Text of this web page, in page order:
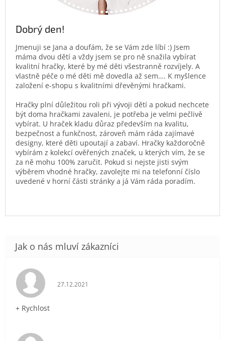
Dobrý den!
Jmenuji se Jana a doufám, že se Vám zde líbí :) Jsem
máma dvou dětí a vždy jsem se pro ně snažila vybírat
kvalitní hračky, které by mé děti všestranně rozvíjely. A
vlastně péče o mé děti mě dovedla až sem…. K myšlence
založení e-shopu s kvalitními dřevěnými hračkami.
Hračky plní důležitou roli při vývoji dětí a pokud nechcete
být doma hračkami zavaleni, je potřeba je velmi pečlivě
vybírat. U hraček kladu důraz především na kvalitu,
bezpečnost a funkčnost, zároveň mám ráda zajímavé
designy, které děti upoutají a zabaví. Hračky každoročně
vybírám z kolekcí ověřených značek, u kterých vím, že se
za ně mohu 100% zaručit. Pokud si nejste jisti svým
výběrem vhodné hračky, zavolejte mi na telefonní číslo
uvedené v horní části stránky a já Vám ráda poradím.
Hodnocení obchodu je 5 z 5 hvězdiček.
27.12.2021
+ Rychlost